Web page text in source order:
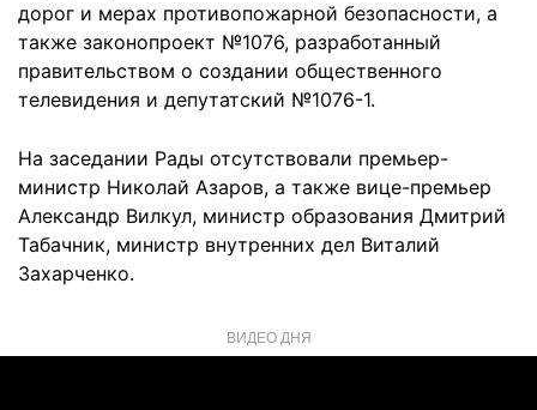
дорог и мерах противопожарной безопасности, а
также законопроект №1076, разработанный
правительством о создании общественного
телевидения и депутатский №1076-1.
На заседании Рады отсутствовали премьер-
министр Николай Азаров, а также вице-премьер
Александр Вилкул, министр образования Дмитрий
Табачник, министр внутренних дел Виталий
Захарченко.
ВИДЕО ДНЯ